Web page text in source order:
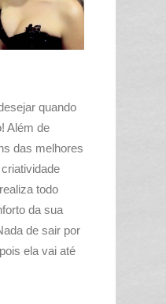
quando
Além de
das melhores
todo
da sua
de sair por
ela vai até